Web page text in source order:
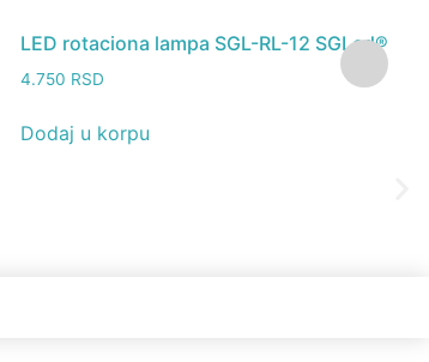
LED rotaciona lampa SGL-RL-12 SGLed®
4.750 RSD
Dodaj u korpu